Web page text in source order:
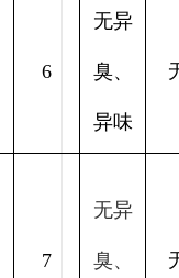
6
无异
臭、
异味
7
无异
臭、